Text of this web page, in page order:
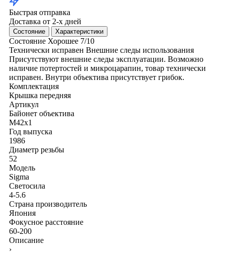
Быстрая отправка
Доставка от 2-х дней
Состояние Характеристики
Состояние Хорошее 7/10
Технически исправен Внешние следы использования
Присутствуют внешние следы эксплуатации. Возможно
наличие потертостей и микроцарапин, товар технически
исправен. Внутри объектива присутствует грибок.
Комплектация
Крышка передняя
Артикул
Байонет объектива
M42x1
Год выпуска
1986
Диаметр резьбы
52
Модель
Sigma
Светосила
4-5.6
Страна производитель
Япония
Фокусное расстояние
60-200
Описание
›